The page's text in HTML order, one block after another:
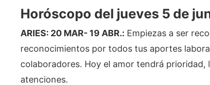
Horóscopo del jueves 5 de
ARIES: 20 MAR- 19 ABR.: Empiezas a ser
reconocimientos por todos tus aportes
colaboradores. Hoy el amor tendrá prioridad,
atenciones.